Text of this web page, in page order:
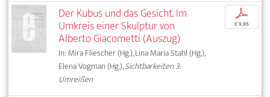
Der Kubus und das Gesicht. Im
Umkreis einer Skulptur von
Alberto Giacometti (Auszug)
In: Mira Fliescher (Hg.), Lina Maria Stahl (Hg.),
Elena Vogman (Hg.),Sichtbarkeiten 3:
Umreißen
p
€ 9,95